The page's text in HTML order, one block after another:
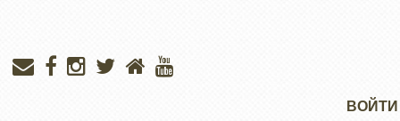
ВОЙТИ